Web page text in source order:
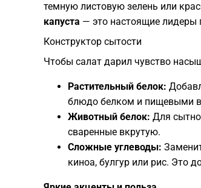
темную листовую зелень или
капуста — это настоящие лидеры
​Конструктор сытости
​Чтобы салат дарил чувство
Растительный белок:
блюдо белком и пищевыми
Животный белок: Для
сваренные вкрутую.
Сложные углеводы:
киноа, булгур или рис. Это